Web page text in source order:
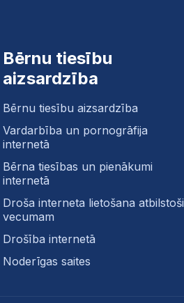
Bērnu tiesību
aizsardzība
Bērnu tiesību aizsardzība
Vardarbība un pornogrāfija
internetā
Bērna tiesības un pienākumi
internetā
Droša interneta lietošana atbilstoši
vecumam
Drošība internetā
Noderīgas saites